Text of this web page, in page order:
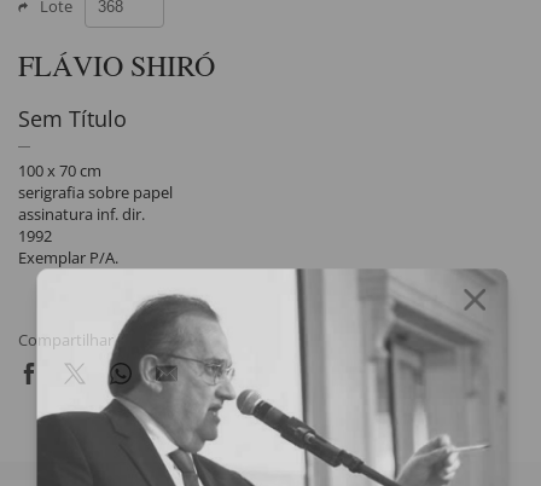
Lote
FLÁVIO SHIRÓ
Sem Título
100 x 70 cm
serigrafia sobre papel
assinatura inf. dir.
1992
Exemplar P/A.
Compartilhar